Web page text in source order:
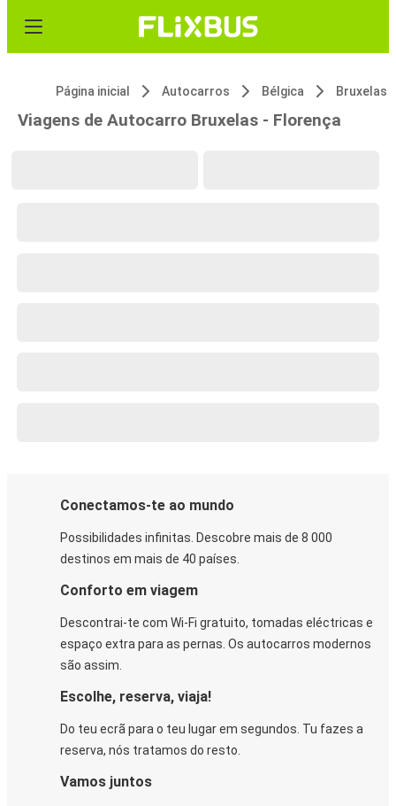
Página inicial Autocarros Bélgica Bruxelas
Viagens de Autocarro Bruxelas - Florença
Conectamos-te ao mundo
Possibilidades infinitas. Descobre mais de 8 000
destinos em mais de 40 países.
Conforto em viagem
Descontrai-te com Wi-Fi gratuito, tomadas eléctricas e
espaço extra para as pernas. Os autocarros modernos
são assim.
Escolhe, reserva, viaja!
Do teu ecrã para o teu lugar em segundos. Tu fazes a
reserva, nós tratamos do resto.
Vamos juntos